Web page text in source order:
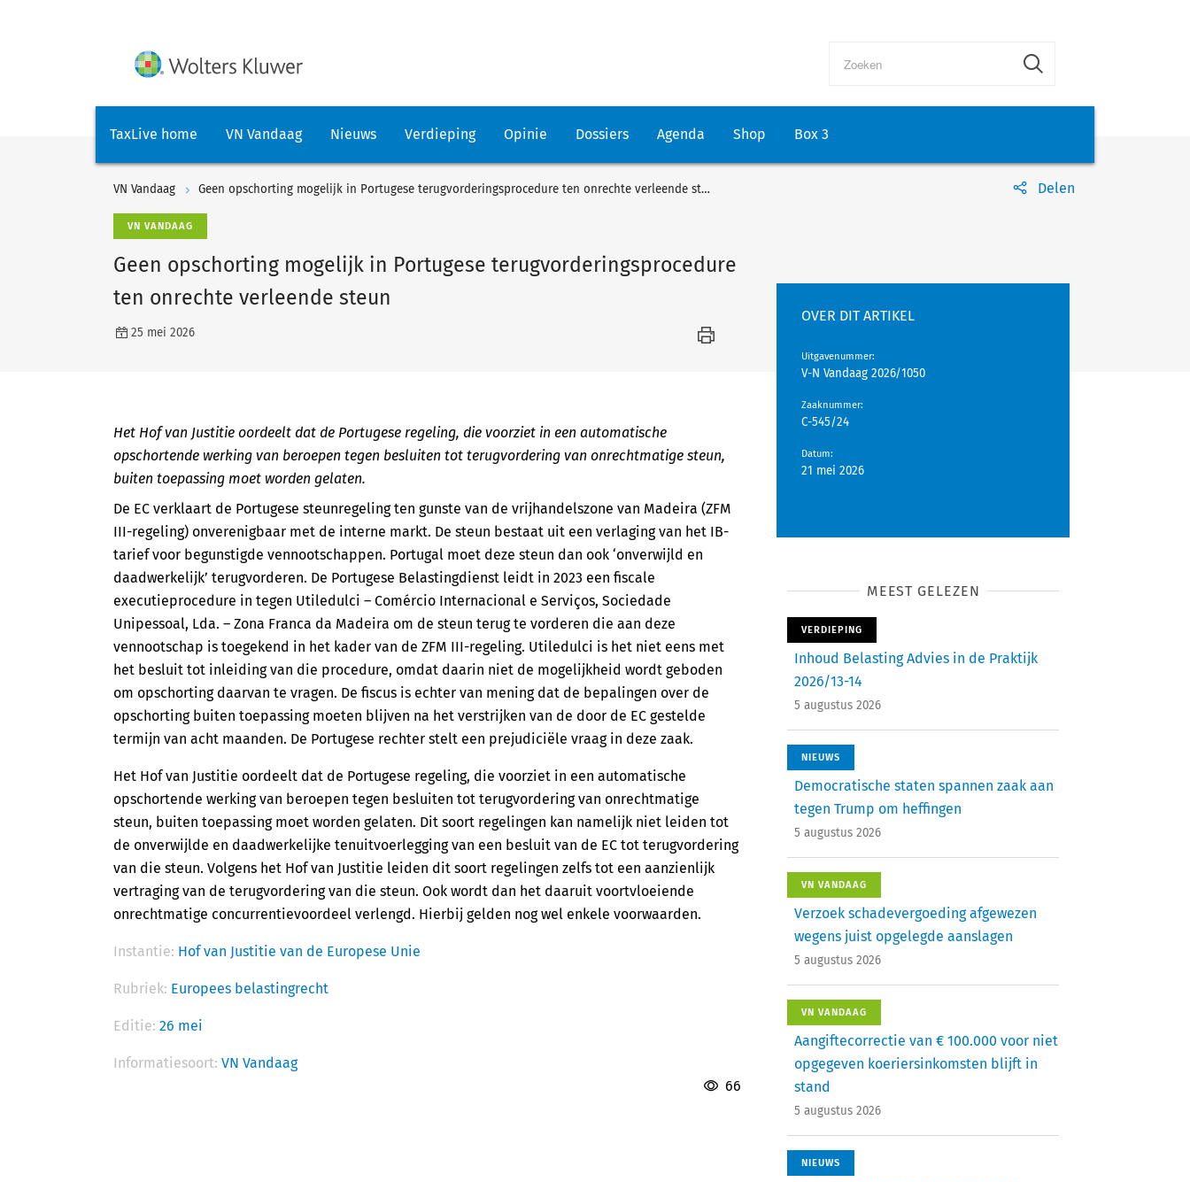
TaxLive home VN Vandaag Nieuws Verdieping Opinie Dossiers Agenda Shop Box 3
VN Vandaag Geen opschorting mogelijk in Portugese terugvorderingsprocedure ten onrechte verleende steun Delen
VN VANDAAG
Geen opschorting mogelijk in Portugese terugvorderingsprocedure
ten onrechte verleende steun
25 mei 2026
Het Hof van Justitie oordeelt dat de Portugese regeling, die voorziet in een automatische
opschortende werking van beroepen tegen besluiten tot terugvordering van onrechtmatige steun,
buiten toepassing moet worden gelaten.
De EC verklaart de Portugese steunregeling ten gunste van de vrijhandelszone van Madeira (ZFM
III-regeling) onverenigbaar met de interne markt. De steun bestaat uit een verlaging van het IB-
tarief voor begunstigde vennootschappen. Portugal moet deze steun dan ook ‘onverwijld en
daadwerkelijk’ terugvorderen. De Portugese Belastingdienst leidt in 2023 een fiscale
executieprocedure in tegen Utiledulci – Comércio Internacional e Serviços, Sociedade
Unipessoal, Lda. – Zona Franca da Madeira om de steun terug te vorderen die aan deze
vennootschap is toegekend in het kader van de ZFM III-regeling. Utiledulci is het niet eens met
het besluit tot inleiding van die procedure, omdat daarin niet de mogelijkheid wordt geboden
om opschorting daarvan te vragen. De fiscus is echter van mening dat de bepalingen over de
opschorting buiten toepassing moeten blijven na het verstrijken van de door de EC gestelde
termijn van acht maanden. De Portugese rechter stelt een prejudiciële vraag in deze zaak.
Het Hof van Justitie oordeelt dat de Portugese regeling, die voorziet in een automatische
opschortende werking van beroepen tegen besluiten tot terugvordering van onrechtmatige
steun, buiten toepassing moet worden gelaten. Dit soort regelingen kan namelijk niet leiden tot
de onverwijlde en daadwerkelijke tenuitvoerlegging van een besluit van de EC tot terugvordering
van die steun. Volgens het Hof van Justitie leiden dit soort regelingen zelfs tot een aanzienlijk
vertraging van de terugvordering van die steun. Ook wordt dan het daaruit voortvloeiende
onrechtmatige concurrentievoordeel verlengd. Hierbij gelden nog wel enkele voorwaarden.
Instantie: Hof van Justitie van de Europese Unie
Rubriek: Europees belastingrecht
Editie: 26 mei
Informatiesoort: VN Vandaag
66
OVER DIT ARTIKEL
Uitgavenummer:
V-N Vandaag 2026/1050
Zaaknummer:
C-545/24
Datum:
21 mei 2026
MEEST GELEZEN
VERDIEPING
Inhoud Belasting Advies in de Praktijk
2026/13-14
5 augustus 2026
NIEUWS
Democratische staten spannen zaak aan
tegen Trump om heffingen
5 augustus 2026
VN VANDAAG
Verzoek schadevergoeding afgewezen
wegens juist opgelegde aanslagen
5 augustus 2026
VN VANDAAG
Aangiftecorrectie van € 100.000 voor niet
opgegeven koeriersinkomsten blijft in
stand
5 augustus 2026
NIEUWS